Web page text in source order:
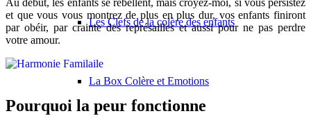
Les Clefs de la colère des enfants
La Box Colère et Emotions
et que vous vous montrez de plus en plus dur, vos enfants finiront
par obéir, par crainte des représailleset aussi pour ne pas perdre
votre amour.
Pourquoi la peur fonctionne